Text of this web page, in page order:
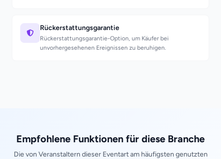
Rückerstattungsgarantie
Rückerstattungsgarantie-Option, um Käufer bei
unvorhergesehenen Ereignissen zu beruhigen.
Empfohlene Funktionen für diese Branche
Die von Veranstaltern dieser Eventart am häufigsten genutzten